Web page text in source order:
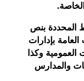
المحددة بنص
بإدارات
العمومية وكذا
والمدارس